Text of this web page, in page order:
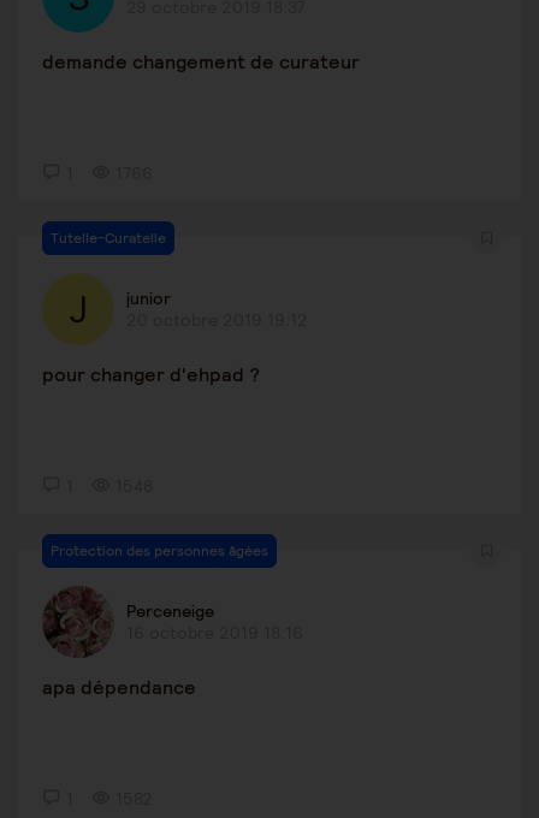
demande changement de curateur
Tutelle-Curatelle
junior
pour changer d'ehpad ?
Protection des personnes âgées
Perceneige
apa dépendance